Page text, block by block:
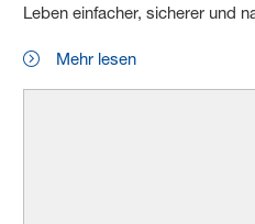
Leben einfacher, sicherer und
Mehr lesen